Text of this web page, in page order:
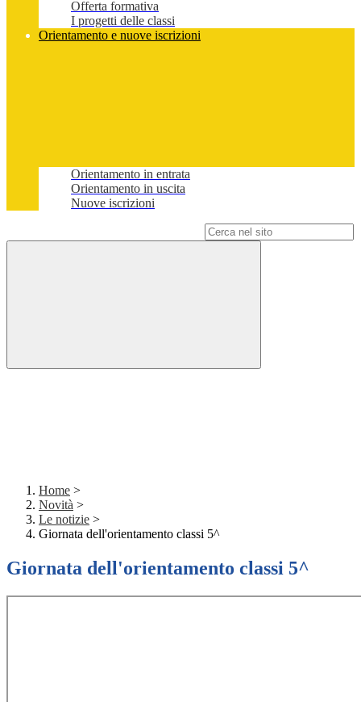
Offerta formativa
I progetti delle classi
Orientamento e nuove iscrizioni
Orientamento in entrata
Orientamento in uscita
Nuove iscrizioni
Home >
Novità >
Le notizie >
Giornata dell'orientamento classi 5^
Giornata dell'orientamento classi 5^